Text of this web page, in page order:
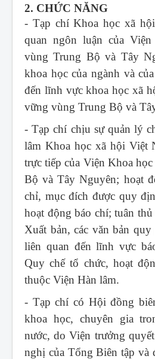
2. CHỨC NĂNG
- Tạp chí Khoa học xã
quan ngôn luận của
vùng Trung Bộ và Tây
khoa học của ngành và
đến lĩnh vực khoa học xã
vững vùng Trung Bộ và
- Tạp chí chịu sự quản lý
lâm Khoa học xã hội Việt
trực tiếp của Viện Khoa
Bộ và Tây Nguyên; hoạt
chỉ, mục đích được quy
hoạt động báo chí; tuân
Xuất bản, các văn bản
liên quan đến lĩnh vực
Quy chế tổ chức, hoạt
thuộc Viện Hàn lâm.
- Tạp chí có Hội đồng
khoa học, chuyên gia
nước, do Viện trưởng
nghị của Tổng Biên tập và